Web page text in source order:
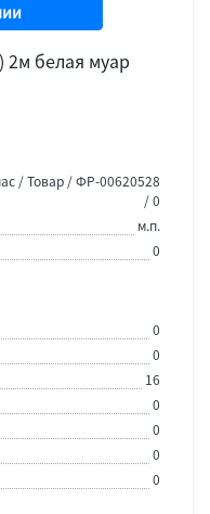
2м белая муар
/ Товар / ФР-00620528
/ 0
м.п.
0
0
0
16
0
0
0
0